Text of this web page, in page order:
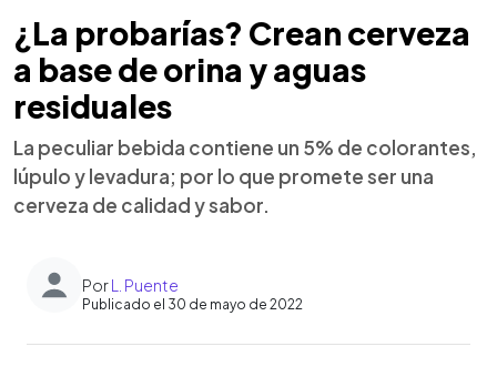
¿La probarías? Crean cerveza
a base de orina y aguas
residuales
La peculiar bebida contiene un 5% de colorantes,
lúpulo y levadura; por lo que promete ser una
cerveza de calidad y sabor.
PorL. Puente
Publicado el 30 de mayo de 2022